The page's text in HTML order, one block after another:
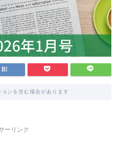
ンを含む場合があります
ーリンク